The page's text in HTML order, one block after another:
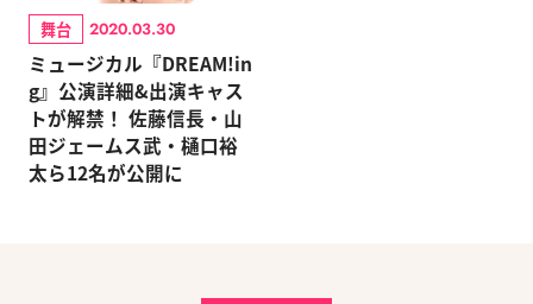
舞台 2020.03.30
ミュージカル『DREAM!in
g』公演詳細&出演キャス
トが解禁！ 佐藤信長・山
田ジェームス武・樋口裕
太ら12名が公開に